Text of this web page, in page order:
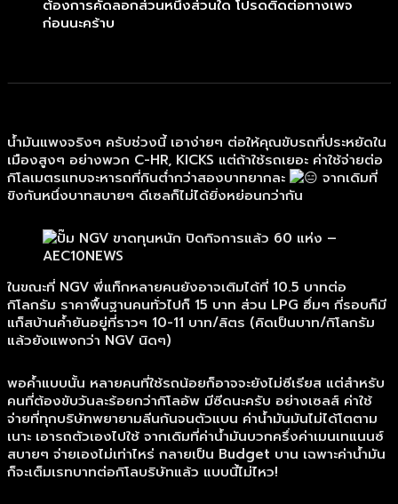
ต้องการคัดลอกส่วนหนึ่งส่วนใด โปรดติดต่อทางเพจ
ก่อนนะคร้าบ
น้ำมันแพงจริงๆ ครับช่วงนี้ เอาง่ายๆ ต่อให้คุณขับรถที่ประหยัดใน
เมืองสูงๆ อย่างพวก C-HR, KICKS แต่ถ้าใช้รถเยอะ ค่าใช้จ่ายต่อ
กิโลเมตรแทบจะหารถที่กินต่ำกว่าสองบาทยากละ
จากเดิมที่
ขิงกันหนึ่งบาทสบายๆ ดีเซลก็ไม่ได้ยิ่งหย่อนกว่ากัน
ในขณะที่ NGV พี่แท็กหลายคนยังอาจเติมได้ที่ 10.5 บาทต่อ
กิโลกรัม ราคาพื้นฐานคนทั่วไปก็ 15 บาท ส่วน LPG ฮึ่มๆ กี่รอบก็มี
แก็สบ้านค้ำยันอยู่ที่ราวๆ 10-11 บาท/ลิตร (คิดเป็นบาท/กิโลกรัม
แล้วยังแพงกว่า NGV นิดๆ)
พอค้ำแบบนั้น หลายคนที่ใช้รถน้อยก็อาจจะยังไม่ซีเรียส แต่สำหรับ
คนที่ต้องขับวันละร้อยกว่ากิโลอัพ มีซีดนะครับ อย่างเซลส์ ค่าใช้
จ่ายที่ทุกบริษัทพยายามลีนกันจนตัวแบน ค่าน้ำมันมันไม่ได้โตตาม
เนาะ เอารถตัวเองไปใช้ จากเดิมที่ค่าน้ำมันบวกครึ่งค่าเมนเทแนนซ์
สบายๆ จ่ายเองไม่เท่าไหร่ กลายเป็น Budget บาน เฉพาะค่าน้ำมัน
ก็จะเต็มเรทบาทต่อกิโลบริษัทแล้ว แบบนี้ไม่ไหว!